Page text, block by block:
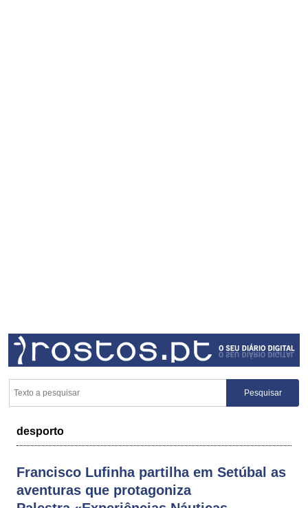
desporto
Francisco Lufinha partilha em Setúbal as
aventuras que protagoniza